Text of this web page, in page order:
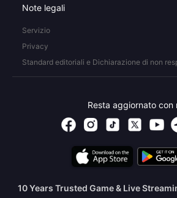
Note legali
Servizio
Privacy
Standard editoriali e Dichiarazione di non
Resta aggiornato con
10 Years Trusted Game & Live